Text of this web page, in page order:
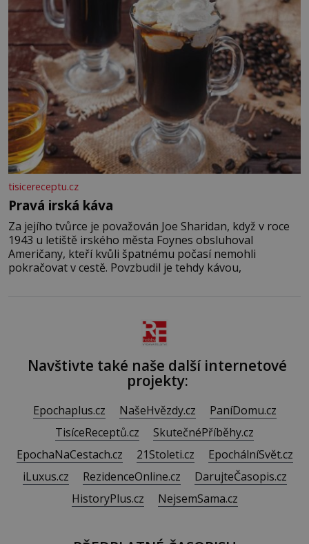
tisicereceptu.cz
Pravá irská káva
Za jejího tvůrce je považován Joe Sharidan, když v roce
1943 u letiště irského města Foynes obsluhoval
Američany, kteří kvůli špatnému počasí nemohli
pokračovat v cestě. Povzbudil je tehdy kávou,
Navštivte také naše další internetové
projekty:
Epochaplus.cz NašeHvězdy.cz
PaníDomu.cz
TisíceReceptů.cz
SkutečnéPříběhy.cz
EpochaNaCestach.cz
21Stoleti.cz
EpochálníSvět.cz
iLuxus.cz
RezidenceOnline.cz
DarujteČasopis.cz
HistoryPlus.cz
NejsemSama.cz